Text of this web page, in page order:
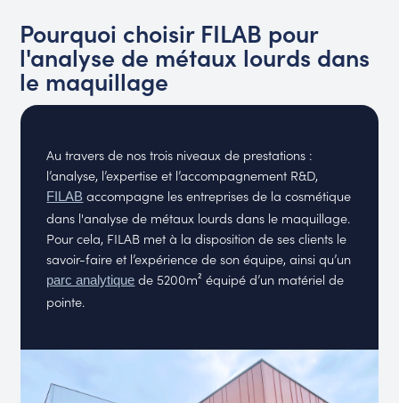
Pourquoi choisir FILAB pour
l'analyse de métaux lourds dans
le maquillage
Au travers de nos trois niveaux de prestations :
l’analyse, l’expertise et l’accompagnement R&D,
FILAB accompagne les entreprises de la cosmétique
dans l'analyse de métaux lourds dans le maquillage.
Pour cela, FILAB met à la disposition de ses clients le
savoir-faire et l’expérience de son équipe, ainsi qu’un
parc analytique de 5200m² équipé d’un matériel de
pointe.